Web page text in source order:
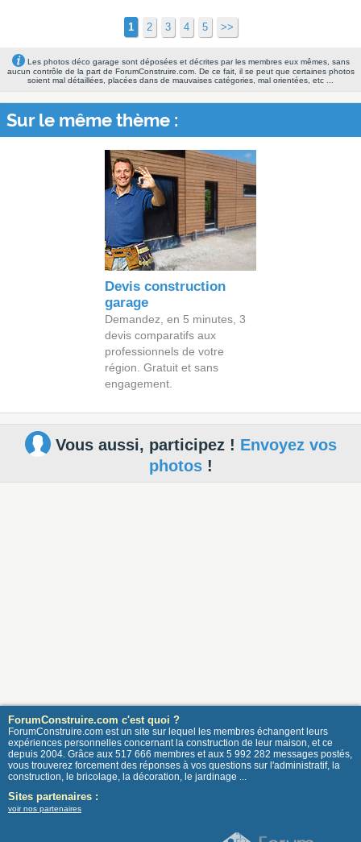
1 2 3 4 5 >>
Les photos déco garage sont déposées et décrites par les membres eux mêmes, sans
aucun contrôle de la part de ForumConstruire.com. De ce fait, il se peut que certaines photos
soient mal détaillées, placées dans de mauvaises catégories, mal orientées, etc ...
Sur le même thème :
Devis construction
garage
Demandez, en 5 minutes, 3
devis comparatifs aux
professionnels de votre
région. Gratuit et sans
engagement.
Vous aussi, participez ! Envoyez vos
photos!
ForumConstruire.com c'est quoi ?
ForumConstruire.com est un site sur lequel les membres échangent leurs
expériences personnelles concernant la construction de leur maison, et ce
depuis 2004. Grâce aux 517 666 membres et aux 5 992 282 messages postés,
vous trouverez forcement des réponses à vos questions sur l'administratif, la
construction, le bricolage, la décoration, le jardinage ...
Sites partenaires :
voir nos partenaires